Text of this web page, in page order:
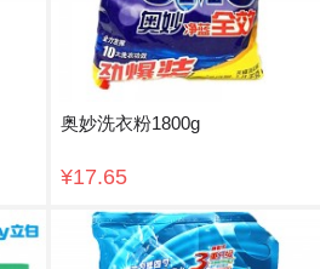
奥妙洗衣粉1800g
¥17.65